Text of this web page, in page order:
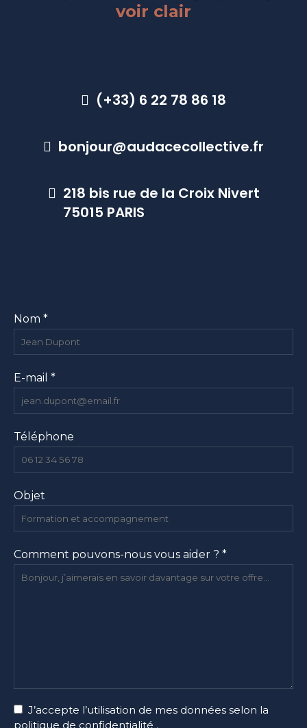
voir clair
(+33) 6 22 78 86 18
bonjour@audacecollective.fr
218 bis rue de la Croix Nivert
75015 PARIS
Nom *
E-mail *
Téléphone
Objet
Comment pouvons-nous vous aider ? *
J’accepte l’utilisation de mes données selon la
politique de confidentialité .